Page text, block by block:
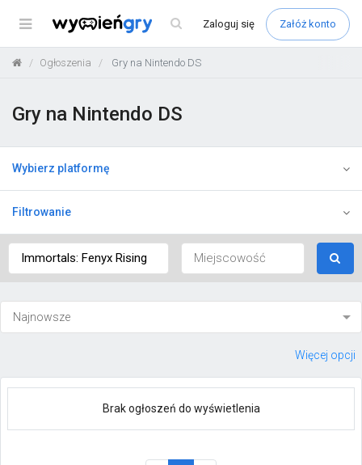
Menu Zaloguj się Załóż konto
Ogłoszenia Gry na Nintendo DS
Gry na Nintendo DS
Wybierz platformę
Filtrowanie
Więcej opcji
Brak ogłoszeń do wyświetlenia